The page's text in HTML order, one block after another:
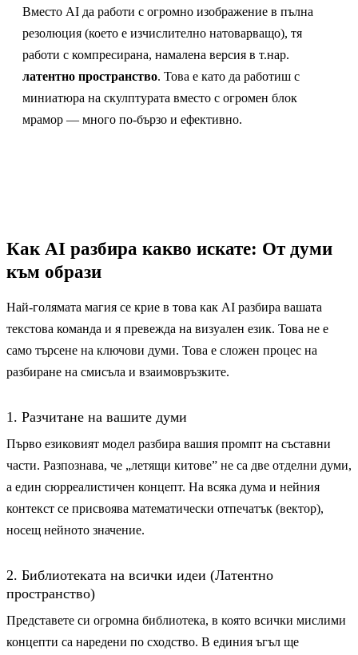
Вместо AI да работи с огромно изображение в пълна
резолюция (което е изчислително натоварващо), тя
работи с компресирана, намалена версия в т.нар.
латентно пространство. Това е като да работиш с
миниатюра на скулптурата вместо с огромен блок
мрамор — много по-бързо и ефективно.
Как AI разбира какво искате: От думи
към образи
Най-голямата магия се крие в това как AI разбира вашата
текстова команда и я превежда на визуален език. Това не е
само търсене на ключови думи. Това е сложен процес на
разбиране на смисъла и взаимовръзките.
1. Разчитане на вашите думи
Първо езиковият модел разбира вашия промпт на съставни
части. Разпознава, че „летящи китове” не са две отделни думи,
а един сюрреалистичен концепт. На всяка дума и нейния
контекст се присвоява математически отпечатък (вектор),
носещ нейното значение.
2. Библиотеката на всички идеи (Латентно
пространство)
Представете си огромна библиотека, в която всички мислими
концепти са наредени по сходство. В единия ъгъл ще